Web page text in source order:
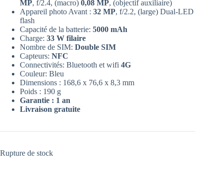
MP, f/2.4, (macro) 0,08 MP, (objectif auxiliaire)
Appareil photo Avant : 32 MP, f/2.2, (large) Dual-LED
flash
Capacité de la batterie: 5000 mAh
Charge: 33 W filaire
Nombre de SIM: Double SIM
Capteurs: NFC
Connectivités: Bluetooth et wifi 4G
Couleur: Bleu
Dimensions : 168,6 x 76,6 x 8,3 mm
Poids : 190 g
Garantie : 1 an
Livraison gratuite
Rupture de stock